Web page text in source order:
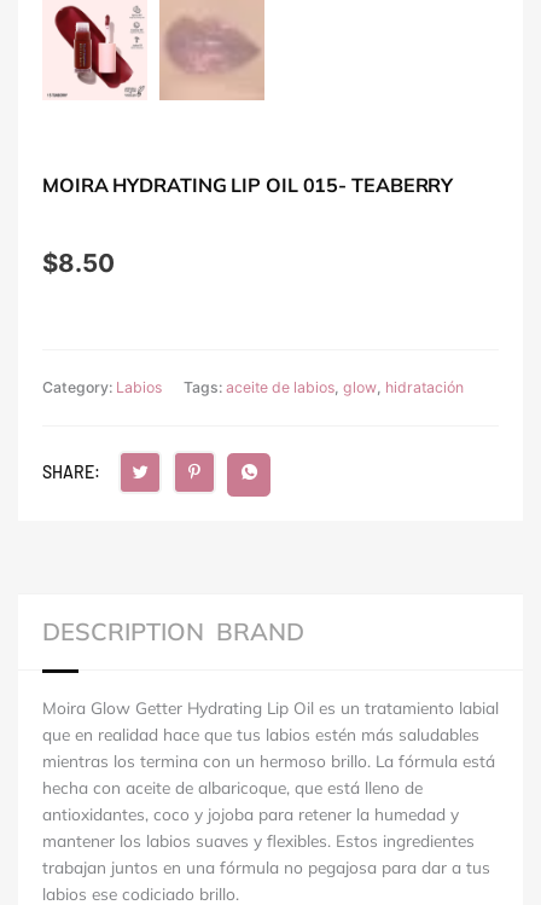
MOIRA HYDRATING LIP OIL 015- TEABERRY
$8.50
Category: Labios Tags: aceite de labios glow hidratación
SHARE:
DESCRIPTION BRAND
Moira Glow Getter Hydrating Lip Oil es un tratamiento labial
que en realidad hace que tus labios estén más saludables
mientras los termina con un hermoso brillo. La fórmula está
hecha con aceite de albaricoque, que está lleno de
antioxidantes, coco y jojoba para retener la humedad y
mantener los labios suaves y flexibles. Estos ingredientes
trabajan juntos en una fórmula no pegajosa para dar a tus
labios ese codiciado brillo.